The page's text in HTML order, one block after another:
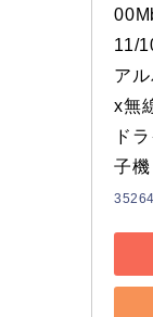
11/
ア
x無
ド
子機